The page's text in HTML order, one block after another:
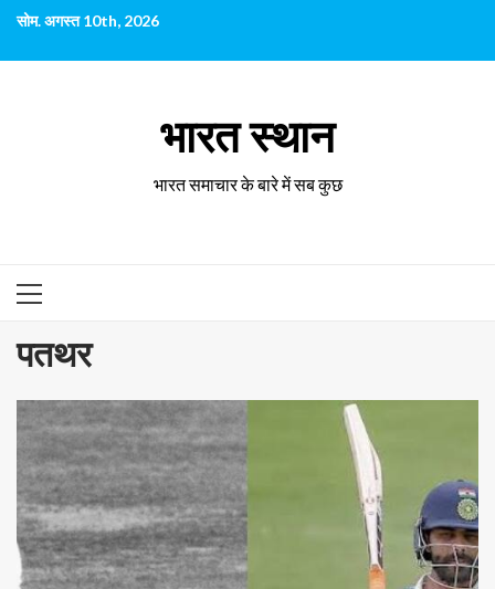
छोड़कर
पर
सोम. अगस्त 10th, 2026
भारत स्थान
भारत समाचार के बारे में सब कुछ
प्राथमिक
पतथर